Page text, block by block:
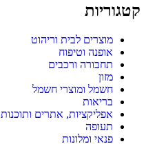
קטגוריות
מוצרים לבית וריהוט
אופנה וטיפוח
תחבורה ורכבים
מזון
חשמל ומוצרי חשמל
בריאות
אפליקציות, אתרים ותוכנות
תעופה
פנאי ומלונות